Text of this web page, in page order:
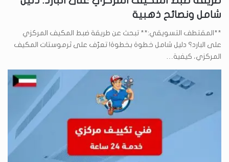
شامل ونصائح ذهبية
**المقتطف التسويقي:** تبحث عن طريقة ضبط المكيف المركزي
على البارد؟ دليل شامل خطوة بخطوة! تعرّف على ثرموستات المكيف
المركزي، كيفية…